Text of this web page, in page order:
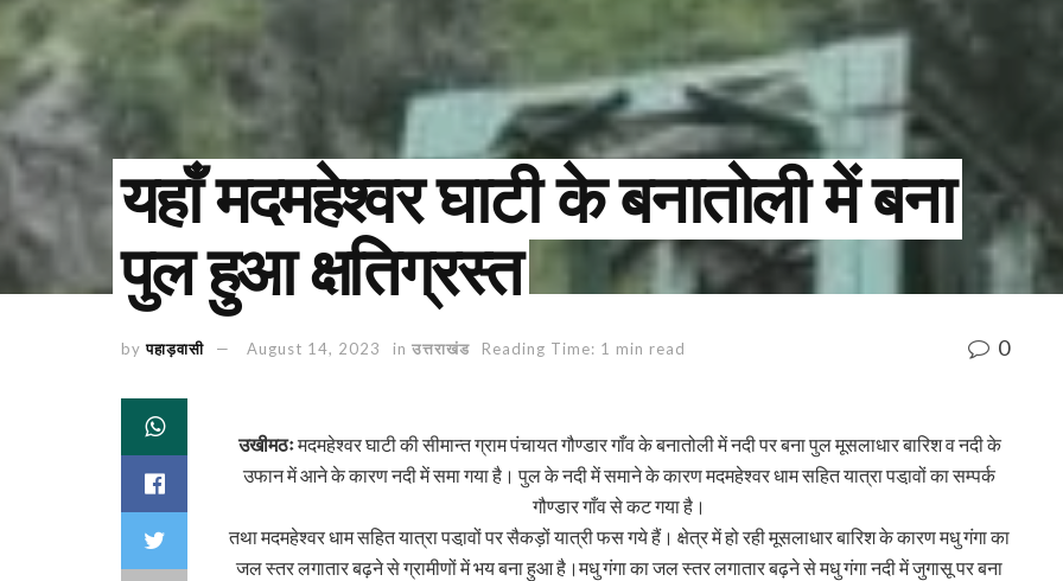
यहाँ मदमहेश्वर घाटी के बनातोली में बना
पुल हुआ क्षतिग्रस्त
by पहाड़वासी August 14, 2023 in उत्तराखंड Reading Time: 1 min read 0
उखीमठःमदमहेश्वर घाटी की सीमान्त ग्राम पंचायत गौण्डार गाँव के बनातोली में नदी पर बना पुल मूसलाधार बारिश व नदी के
उफान में आने के कारण नदी में समा गया है। पुल के नदी में समाने के कारण मदमहेश्वर धाम सहित यात्रा पडा़वों का सम्पर्क
गौण्डार गाँव से कट गया है।
तथा मदमहेश्वर धाम सहित यात्रा पडा़वों पर सैकड़ों यात्री फस गये हैं। क्षेत्र में हो रही मूसलाधार बारिश के कारण मधु गंगा का
जल स्तर लगातार बढ़ने से ग्रामीणों में भय बना हुआ है।मधु गंगा का जल स्तर लगातार बढ़ने से मधु गंगा नदी में जुगासू पर बना